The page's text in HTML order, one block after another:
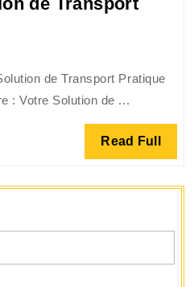
de Transport Pratique
: Votre Solution de ...
Read Full Read
Full